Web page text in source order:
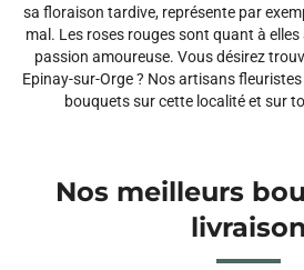
sa floraison tardive, représente par
mal. Les roses rouges sont quant à
passion amoureuse. Vous désirez
Epinay-sur-Orge ? Nos artisans
bouquets sur cette localité et sur
Nos meilleurs
livraison